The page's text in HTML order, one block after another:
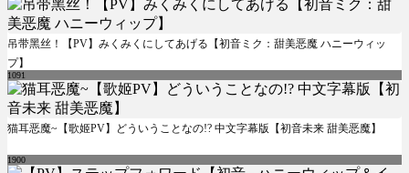
吊带黑丝！【PV】みくみくにしてあげる【初音ミク：甜美恶魔 ハニーウィッ
プ】
1091
猫耳恶魔~【歌姬PV】どういうことなの!? 中文字幕版【初音未来 甜美恶魔】
1900